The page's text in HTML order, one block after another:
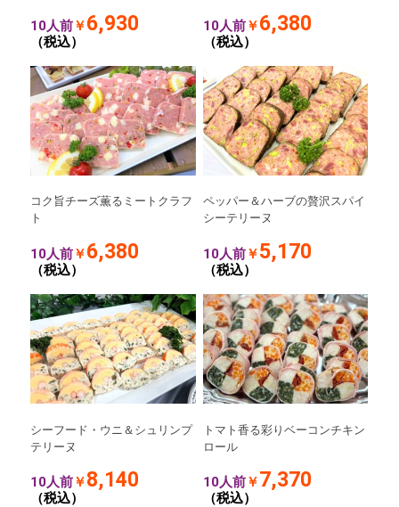
10人前￥6,930
（税込）
10人前￥6,380
（税込）
コク旨チーズ薫るミートクラフ
ト
10人前￥6,380
（税込）
ペッパー＆ハーブの贅沢スパイ
シーテリーヌ
10人前￥5,170
（税込）
シーフード・ウニ＆シュリンプ
テリーヌ
10人前￥8,140
（税込）
トマト香る彩りベーコンチキン
ロール
10人前￥7,370
（税込）